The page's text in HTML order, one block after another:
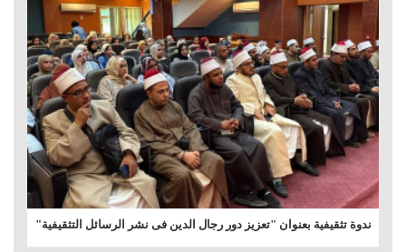
ندوة تثقيفية بعنوان "تعزيز دور رجال الدين فى نشر الرسائل التثقيفية"